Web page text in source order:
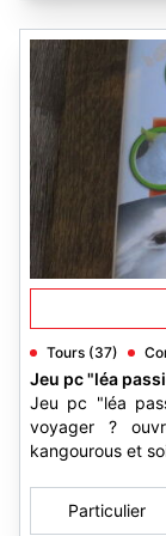
Tours (37)
Jeu pc "léa
Jeu pc "léa
voyager ?
kangourous et
Particulier